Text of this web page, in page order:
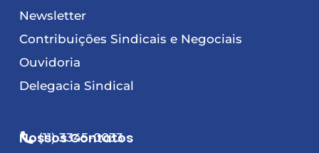
Newsletter
Contribuições Sindicais e Negociais
Ouvidoria
Delegacia Sindical
Nossos Contatos
(11) 3345-0033